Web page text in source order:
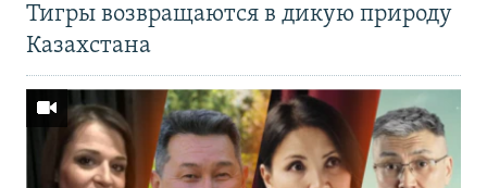
Тигры возвращаются в дикую природу
Казахстана